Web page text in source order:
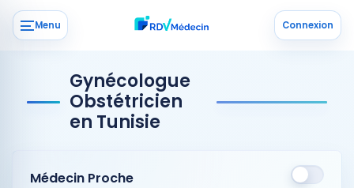
Menu Connexion
Gynécologue
Obstétricien
en Tunisie
Médecin Proche